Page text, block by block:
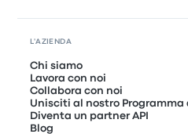
L'AZIENDA
Chi siamo
Lavora con noi
Collabora con noi
Unisciti al nostro Programma
Diventa un partner API
Blog